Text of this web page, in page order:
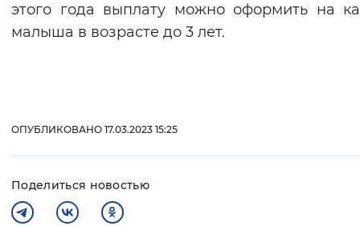
этого года выплату можно оформить на
малыша в возрасте до 3 лет.
ОПУБЛИКОВАНО 17.03.2023 15:25
Поделиться новостью